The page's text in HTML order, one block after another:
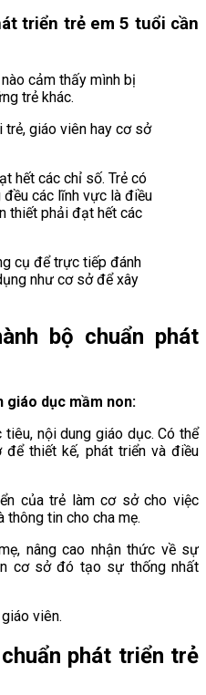
triển trẻ em 5 tuổi cần
cảm thấy mình bị
trẻ khác.
trẻ, giáo viên hay cơ sở
hết các chỉ số. Trẻ có
các lĩnh vực là điều
thiết phải đạt hết các
cụ để trực tiếp đánh
như cơ sở để xây
bộ chuẩn phát
giáo dục mầm non:
nội dung giáo dục. Có thể
thiết kế, phát triển và điều
của trẻ làm cơ sở cho việc
tin cho cha mẹ.
nâng cao nhận thức về sự
cơ sở đó tạo sự thống nhất
viên.
phát triển trẻ